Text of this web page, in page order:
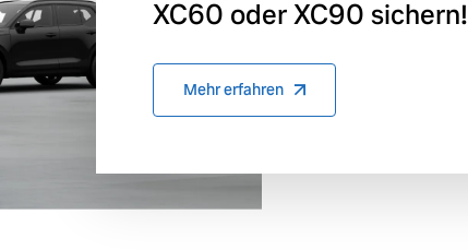
XC60 oder XC90 sichern!
Mehr erfahren